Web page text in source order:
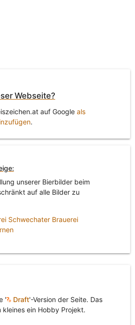
Webseite?
auf Google als
.
unserer Bierbilder beim
auf alle Bilder zu
Schwechater Brauerei
' Draft'-Version der Seite. Das
kleines ein Hobby Projekt.